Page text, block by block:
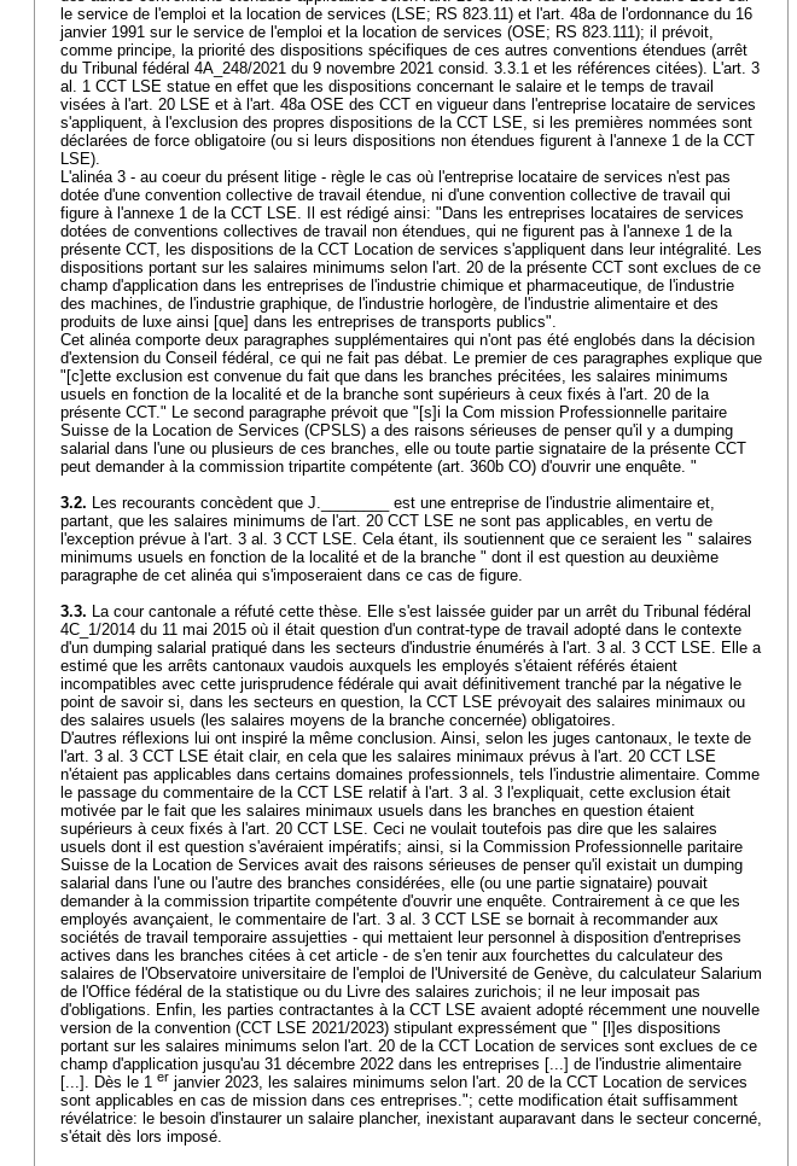
le service de l'emploi et la location de services (LSE; RS 823.11) et l'art. 48a de l'ordonnance du 16
janvier 1991 sur le service de l'emploi et la location de services (OSE; RS 823.111); il prévoit,
comme principe, la priorité des dispositions spécifiques de ces autres conventions étendues (arrêt
du Tribunal fédéral 4A_248/2021 du 9 novembre 2021 consid. 3.3.1 et les références citées). L'art. 3
al. 1 CCT LSE statue en effet que les dispositions concernant le salaire et le temps de travail
visées à l'art. 20 LSE et à l'art. 48a OSE des CCT en vigueur dans l'entreprise locataire de services
s'appliquent, à l'exclusion des propres dispositions de la CCT LSE, si les premières nommées sont
déclarées de force obligatoire (ou si leurs dispositions non étendues figurent à l'annexe 1 de la CCT
LSE).
L'alinéa 3 - au coeur du présent litige - règle le cas où l'entreprise locataire de services n'est pas
dotée d'une convention collective de travail étendue, ni d'une convention collective de travail qui
figure à l'annexe 1 de la CCT LSE. Il est rédigé ainsi: "Dans les entreprises locataires de services
dotées de conventions collectives de travail non étendues, qui ne figurent pas à l'annexe 1 de la
présente CCT, les dispositions de la CCT Location de services s'appliquent dans leur intégralité. Les
dispositions portant sur les salaires minimums selon l'art. 20 de la présente CCT sont exclues de ce
champ d'application dans les entreprises de l'industrie chimique et pharmaceutique, de l'industrie
des machines, de l'industrie graphique, de l'industrie horlogère, de l'industrie alimentaire et des
produits de luxe ainsi [que] dans les entreprises de transports publics".
Cet alinéa comporte deux paragraphes supplémentaires qui n'ont pas été englobés dans la décision
d'extension du Conseil fédéral, ce qui ne fait pas débat. Le premier de ces paragraphes explique que
"[c]ette exclusion est convenue du fait que dans les branches précitées, les salaires minimums
usuels en fonction de la localité et de la branche sont supérieurs à ceux fixés à l'art. 20 de la
présente CCT." Le second paragraphe prévoit que "[s]i la Com mission Professionnelle paritaire
Suisse de la Location de Services (CPSLS) a des raisons sérieuses de penser qu'il y a dumping
salarial dans l'une ou plusieurs de ces branches, elle ou toute partie signataire de la présente CCT
peut demander à la commission tripartite compétente (art. 360b CO) d'ouvrir une enquête. "
3.2. Les recourants concèdent que J.________ est une entreprise de l'industrie alimentaire et,
partant, que les salaires minimums de l'art. 20 CCT LSE ne sont pas applicables, en vertu de
l'exception prévue à l'art. 3 al. 3 CCT LSE. Cela étant, ils soutiennent que ce seraient les " salaires
minimums usuels en fonction de la localité et de la branche " dont il est question au deuxième
paragraphe de cet alinéa qui s'imposeraient dans ce cas de figure.
3.3. La cour cantonale a réfuté cette thèse. Elle s'est laissée guider par un arrêt du Tribunal fédéral
4C_1/2014 du 11 mai 2015 où il était question d'un contrat-type de travail adopté dans le contexte
d'un dumping salarial pratiqué dans les secteurs d'industrie énumérés à l'art. 3 al. 3 CCT LSE. Elle a
estimé que les arrêts cantonaux vaudois auxquels les employés s'étaient référés étaient
incompatibles avec cette jurisprudence fédérale qui avait définitivement tranché par la négative le
point de savoir si, dans les secteurs en question, la CCT LSE prévoyait des salaires minimaux ou
des salaires usuels (les salaires moyens de la branche concernée) obligatoires.
D'autres réflexions lui ont inspiré la même conclusion. Ainsi, selon les juges cantonaux, le texte de
l'art. 3 al. 3 CCT LSE était clair, en cela que les salaires minimaux prévus à l'art. 20 CCT LSE
n'étaient pas applicables dans certains domaines professionnels, tels l'industrie alimentaire. Comme
le passage du commentaire de la CCT LSE relatif à l'art. 3 al. 3 l'expliquait, cette exclusion était
motivée par le fait que les salaires minimaux usuels dans les branches en question étaient
supérieurs à ceux fixés à l'art. 20 CCT LSE. Ceci ne voulait toutefois pas dire que les salaires
usuels dont il est question s'avéraient impératifs; ainsi, si la Commission Professionnelle paritaire
Suisse de la Location de Services avait des raisons sérieuses de penser qu'il existait un dumping
salarial dans l'une ou l'autre des branches considérées, elle (ou une partie signataire) pouvait
demander à la commission tripartite compétente d'ouvrir une enquête. Contrairement à ce que les
employés avançaient, le commentaire de l'art. 3 al. 3 CCT LSE se bornait à recommander aux
sociétés de travail temporaire assujetties - qui mettaient leur personnel à disposition d'entreprises
actives dans les branches citées à cet article - de s'en tenir aux fourchettes du calculateur des
salaires de l'Observatoire universitaire de l'emploi de l'Université de Genève, du calculateur Salarium
de l'Office fédéral de la statistique ou du Livre des salaires zurichois; il ne leur imposait pas
d'obligations. Enfin, les parties contractantes à la CCT LSE avaient adopté récemment une nouvelle
version de la convention (CCT LSE 2021/2023) stipulant expressément que " [l]es dispositions
portant sur les salaires minimums selon l'art. 20 de la CCT Location de services sont exclues de ce
champ d'application jusqu'au 31 décembre 2022 dans les entreprises [...] de l'industrie alimentaire
[...]. Dès le 1 er janvier 2023, les salaires minimums selon l'art. 20 de la CCT Location de services
sont applicables en cas de mission dans ces entreprises."; cette modification était suffisamment
révélatrice: le besoin d'instaurer un salaire plancher, inexistant auparavant dans le secteur concerné,
s'était dès lors imposé.